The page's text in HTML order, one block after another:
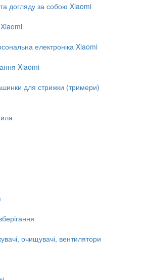
догляду за собою Xiaomi
електроніка Xiaomi
Xiaomi
для стрижки (тримери)
очищувачі, вентилятори